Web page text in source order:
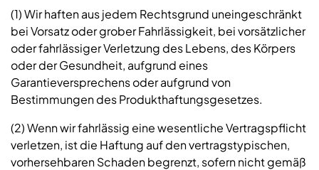
(1) Wir haften aus jedem Rechtsgrund uneingeschränkt
bei Vorsatz oder grober Fahrlässigkeit, bei vorsätzlicher
oder fahrlässiger Verletzung des Lebens, des Körpers
oder der Gesundheit, aufgrund eines
Garantieversprechens oder aufgrund von
Bestimmungen des Produkthaftungsgesetzes.
(2) Wenn wir fahrlässig eine wesentliche Vertragspflicht
verletzen, ist die Haftung auf den vertragstypischen,
vorhersehbaren Schaden begrenzt, sofern nicht gemäß